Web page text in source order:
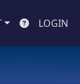
LOGIN